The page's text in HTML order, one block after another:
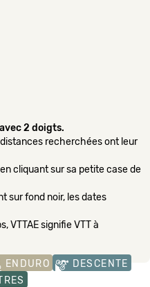
2 doigts.
recherchées ont leur
cliquant sur sa petite case de
sur fond noir, les dates
VTTAE signifie VTT à
ENDURO
DESCENTE